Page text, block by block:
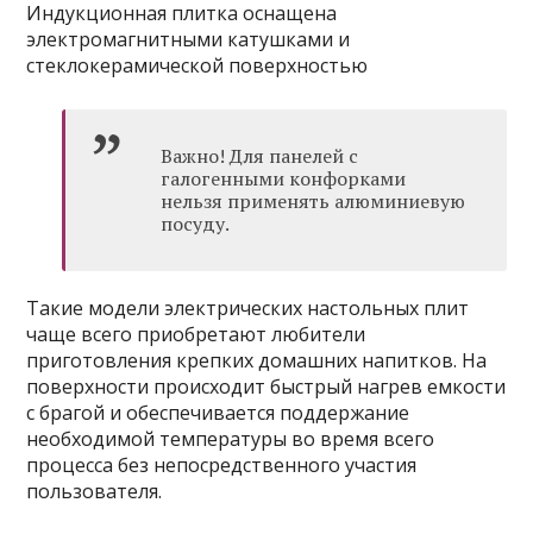
Индукционная плитка оснащена
электромагнитными катушками и
стеклокерамической поверхностью
Важно! Для панелей с
галогенными конфорками
нельзя применять алюминиевую
посуду.
Такие модели электрических настольных плит
чаще всего приобретают любители
приготовления крепких домашних напитков. На
поверхности происходит быстрый нагрев емкости
с брагой и обеспечивается поддержание
необходимой температуры во время всего
процесса без непосредственного участия
пользователя.